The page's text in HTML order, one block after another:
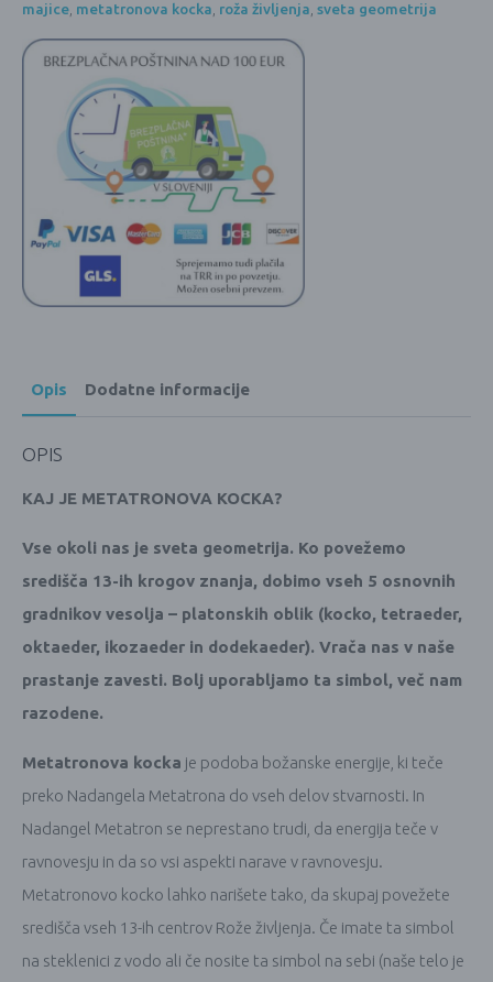
majice, metatronova kocka, roža življenja, sveta geometrija
Opis Dodatne informacije
OPIS
KAJ JE METATRONOVA KOCKA?
Vse okoli nas je sveta geometrija. Ko povežemo
središča 13-ih krogov znanja, dobimo vseh 5 osnovnih
gradnikov vesolja – platonskih oblik (kocko, tetraeder,
oktaeder, ikozaeder in dodekaeder). Vrača nas v naše
prastanje zavesti. Bolj uporabljamo ta simbol, več nam
razodene.
Metatronova kocka je podoba božanske energije, ki teče
preko Nadangela Metatrona do vseh delov stvarnosti. In
Nadangel Metatron se neprestano trudi, da energija teče v
ravnovesju in da so vsi aspekti narave v ravnovesju.
Metatronovo kocko lahko narišete tako, da skupaj povežete
središča vseh 13-ih centrov Rože življenja. Če imate ta simbol
na steklenici z vodo ali če nosite ta simbol na sebi (naše telo je